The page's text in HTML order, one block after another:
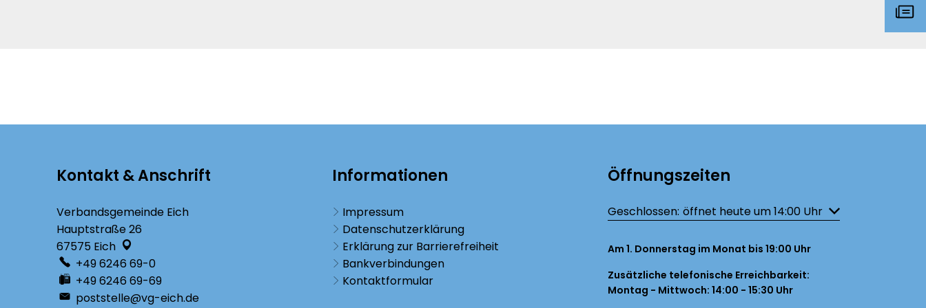
Kontakt & Anschrift
Verbandsgemeinde Eich
Hauptstraße 26
67575 Eich
+49 6246 69-0
+49 6246 69-69
poststelle@vg-eich.de
Informationen
Impressum
Datenschutzerklärung
Erklärung zur Barrierefreiheit
Bankverbindungen
Kontaktformular
Öffnungszeiten
Klicken, um weitere Öffnungs- oder Schließzeiten auszublenden
Geschlossen: öffnet heute um 14:00 Uhr
Am 1. Donnerstag im Monat bis 19:00 Uhr
Zusätzliche telefonische Erreichbarkeit:
Montag - Mittwoch: 14:00 - 15:30 Uhr